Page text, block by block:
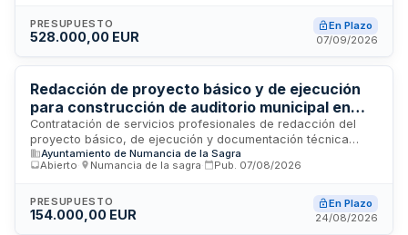
instalaciones del matadero, su traslado mediante vehículos
autorizados conforme a normativa europea y estatal, y su
Se estima una cantidad anual de 1.200 toneladas de material
a gestionar, con garantía de continuidad del servicio y
cumplimiento de requisitos de trazabilidad y documentación
SANDACH.
PRESUPUESTO
528.000,00 EUR
En Plazo
07/09/2026
Redacción de proyecto básico y de ejecución
para construcción de auditorio municipal en
Numancia de la Sagra
Contratación de servicios profesionales de redacción del
proyecto básico, de ejecución y documentación técnica
asociada para la construcción y puesta en funcionamiento
de un auditorio municipal. El proyecto se desarrollará en
en Numancia de la Sagra, Toledo. El contrato abarca
exclusivamente la fase de redacción de documentación
Ayuntamiento de Numancia de la Sagra
Abierto
Numancia de la sagra Pub. 07/08/2026
PRESUPUESTO
154.000,00 EUR
En Plazo
24/08/2026